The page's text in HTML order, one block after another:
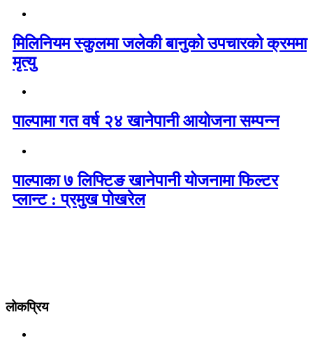
मिलिनियम स्कुलमा जलेकी बानुको उपचारको क्रममा
मृत्यु
पाल्पामा गत वर्ष २४ खानेपानी आयोजना सम्पन्न
पाल्पाका ७ लिफ्टिङ खानेपानी योजनामा फिल्टर
प्लान्ट : प्रमुख पोखरेल
लोकप्रिय